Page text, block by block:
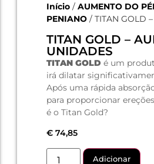
Início/ AUMENTO DO
PENIANO/ TITAN GOLD
TITAN GOLD –
UNIDADES
TITAN GOLD é um
irá dilatar
Após uma rápida
para proporcionar
é o Titan Gold?
€74,85
Adicionar